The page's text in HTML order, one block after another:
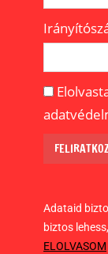
Adataid
biztos
ELOLVASOM